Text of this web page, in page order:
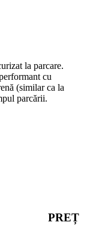
la parcare.
cu
(similar ca la
parcării.
2 PREȚ